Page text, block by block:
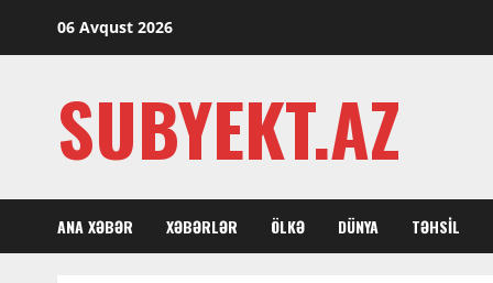
06 Avqust 2026
SUBYEKT.AZ
ANA XƏBƏR XƏBƏRLƏR ÖLKƏ DÜNYA TƏHSIL